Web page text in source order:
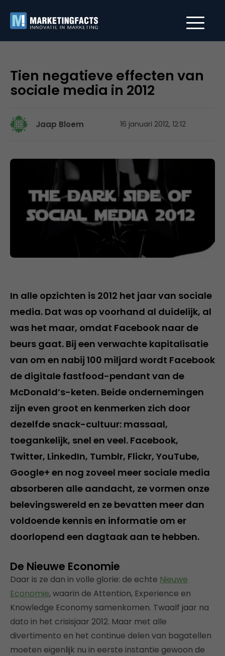
Tien negatieve effecten van
sociale media in 2012
Jaap Bloem 16 januari 2012, 12:12
In alle opzichten is 2012 het jaar van sociale
media. Dat was op voorhand al duidelijk, al
was het maar, omdat Facebook naar de
beurs gaat. Bij een verwachte kapitalisatie
van om en nabij 100 miljard wordt Facebook
de digitale fastfood-pendant van de
McDonald’s-keten. Beide ondernemingen
zijn even groot en kenmerken zich door
dezelfde snack-cultuur: massaal,
toegankelijk, snel en veel. Facebook,
Twitter, LinkedIn, Tumblr, Flickr, YouTube,
Google+ en nog zoveel meer sociale media
absorberen alle aandacht, ze vormen onze
belevingswereld en ze bevatten meer dan
voldoende kennis en informatie om er
doorlopend een dagtaak aan te hebben.
De Nieuwe Economie
Daar is ze dan in volle glorie: de echte Nieuwe
Economie, waarin de Attention, Experience en
Knowledge Economy samenkomen. Twaalf jaar na
dato in het crisisjaar 2012. Maar met alle
divertimento en het continue delen van bagatellen
moeten eigenlijk nu in eerste instantie gewoon de